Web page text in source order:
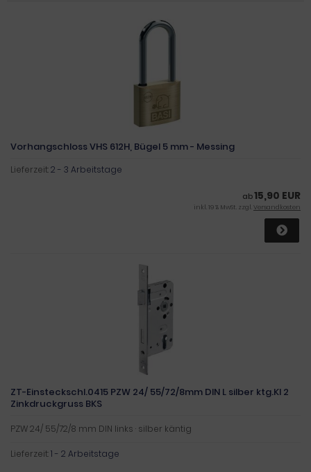
Vorhangschloss VHS 612H, Bügel 5 mm - Messing
Lieferzeit:2 - 3 Arbeitstage
ab15,90 EUR
inkl. 19 % MwSt. zzgl.Versandkosten
ZT-Einsteckschl.0415 PZW 24/ 55/72/8mm DIN L silber ktg.Kl 2
Zinkdruckgruss BKS
PZW 24/ 55/72/8 mm DIN links · silber käntig
Lieferzeit:1 - 2 Arbeitstage